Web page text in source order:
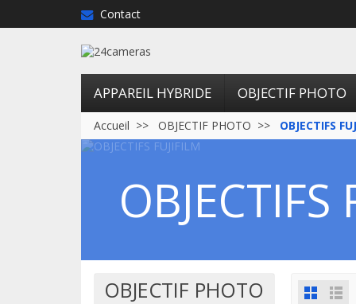
Contact
APPAREIL HYBRIDE OBJECTIF PHOTO
Accueil OBJECTIF PHOTO OBJECTIFS
OBJECTIFS
OBJECTIF PHOTO